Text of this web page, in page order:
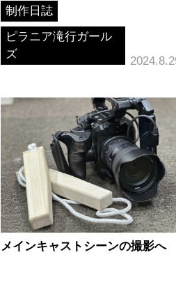
制作日誌
ピラニア滝行ガール
ズ
メインキャストシーンの撮影へ